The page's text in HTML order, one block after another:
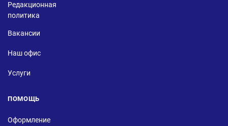
Редакционная
политика
Вакансии
Наш офис
Услуги
ПОМОЩЬ
Оформление